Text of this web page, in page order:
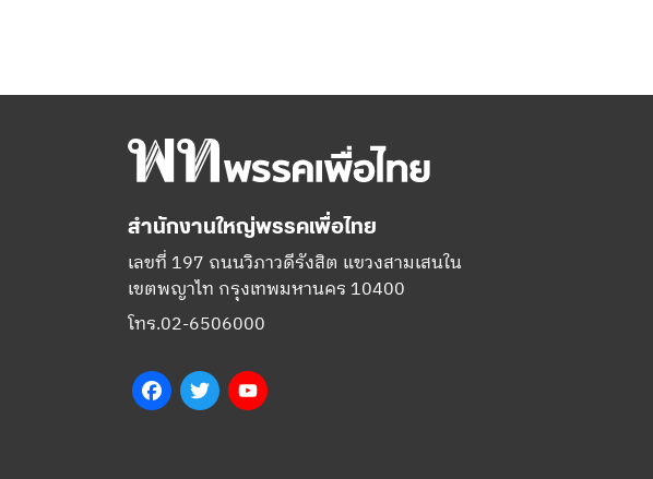
สำนักงานใหญ่พรรคเพื่อไทย
เลขที่ 197 ถนนวิภาวดีรังสิต แขวงสามเสนใน
เขตพญาไท กรุงเทพมหานคร 10400
โทร.02-6506000
FacebookTwitter